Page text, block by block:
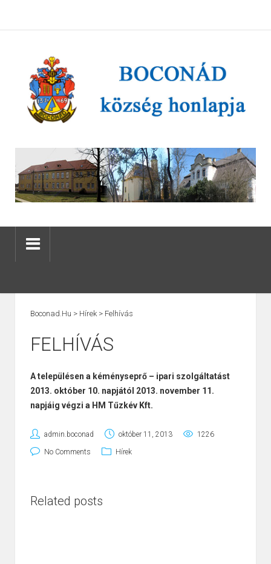
Boconad.hu > Hírek > Felhívás
FELHÍVÁS
A településen a kéményseprő – ipari szolgáltatást
2013. október 10. napjától 2013. november 11.
napjáig végzi a HM Tűzkév Kft.
admin.boconad október 11, 2013 1226
No Comments Hírek
Related posts